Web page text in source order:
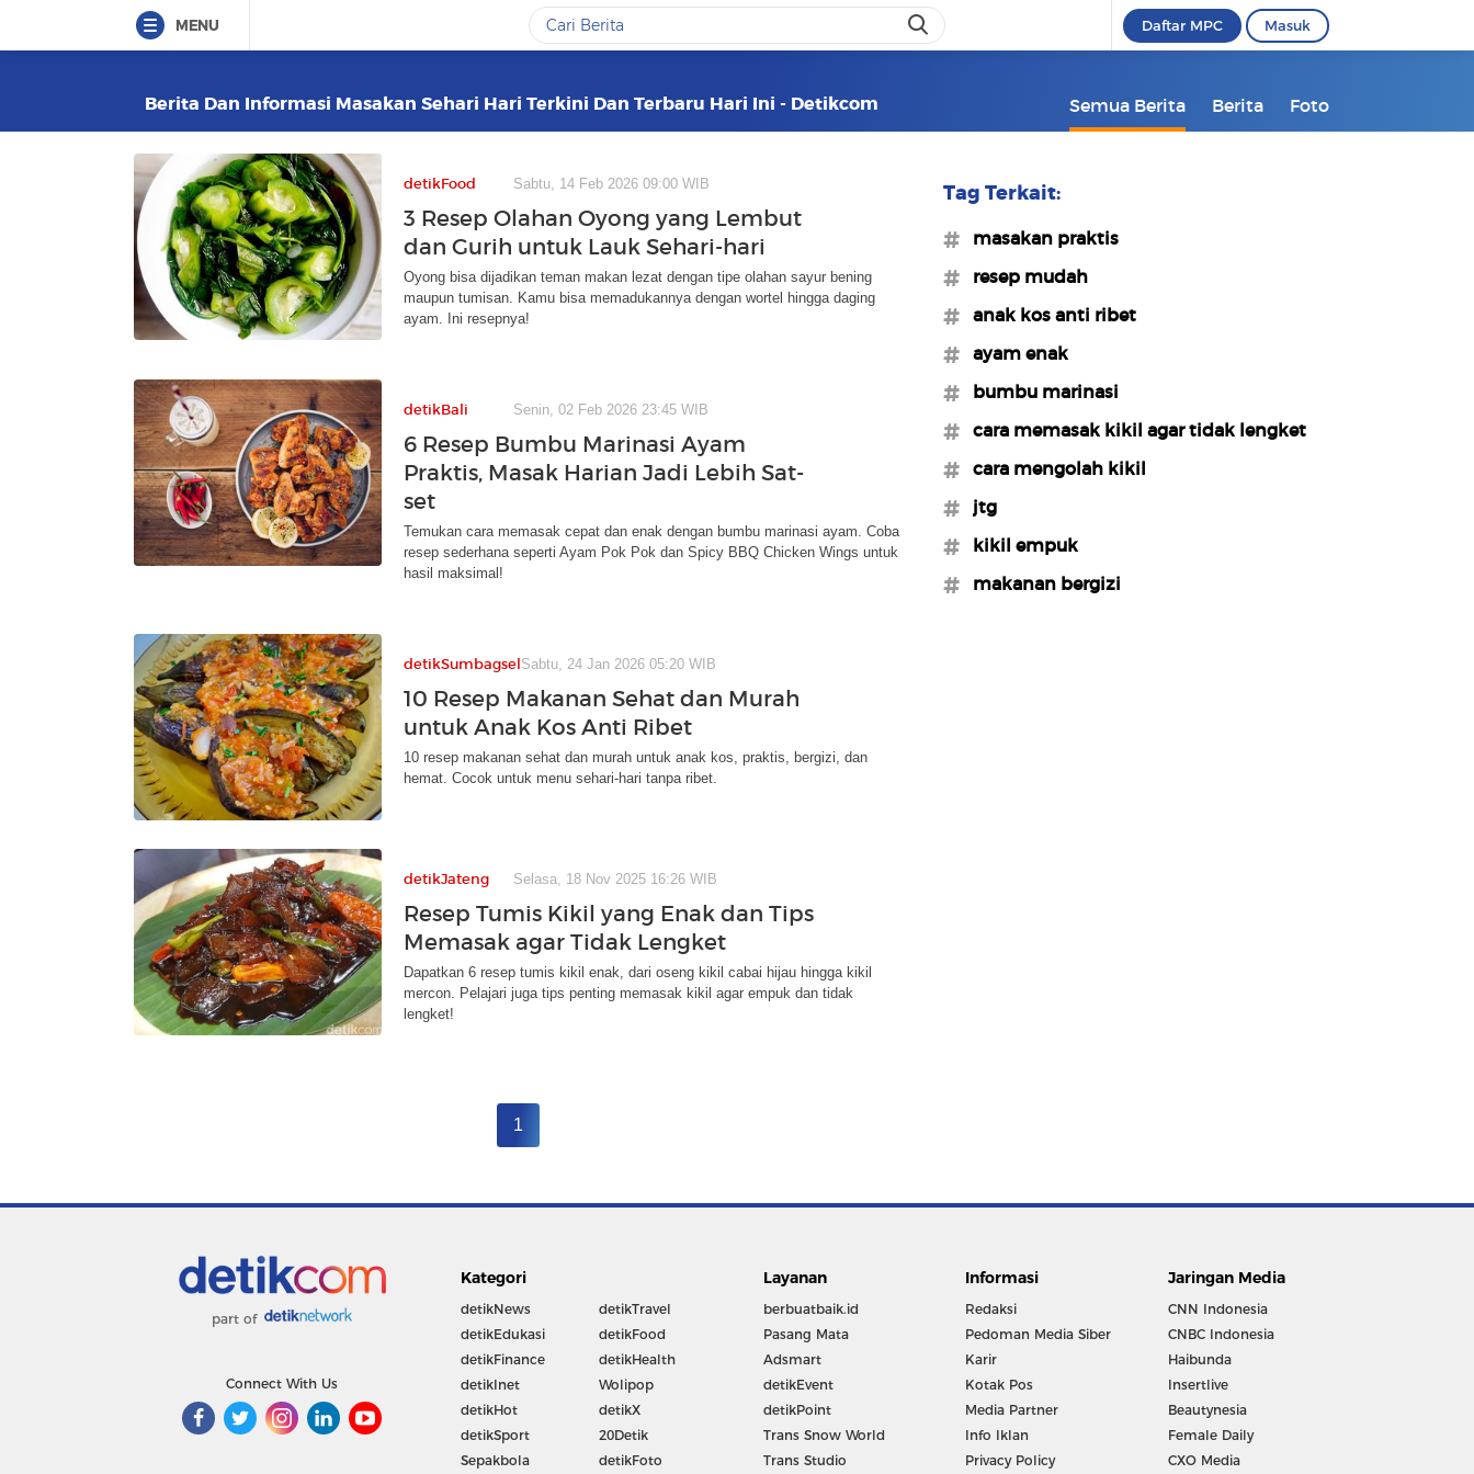
MENU Daftar MPC Masuk
Berita Dan Informasi Masakan Sehari Hari Terkini Dan Terbaru Hari Ini - Detikcom Semua Berita Berita Foto
detikFood Sabtu, 14 Feb 2026 09:00 WIB
3 Resep Olahan Oyong yang Lembut
dan Gurih untuk Lauk Sehari-hari
Oyong bisa dijadikan teman makan lezat dengan tipe olahan sayur bening
maupun tumisan. Kamu bisa memadukannya dengan wortel hingga daging
ayam. Ini resepnya!
detikBali Senin, 02 Feb 2026 23:45 WIB
6 Resep Bumbu Marinasi Ayam
Praktis, Masak Harian Jadi Lebih Sat-
set
Temukan cara memasak cepat dan enak dengan bumbu marinasi ayam. Coba
resep sederhana seperti Ayam Pok Pok dan Spicy BBQ Chicken Wings untuk
hasil maksimal!
detikSumbagselSabtu, 24 Jan 2026 05:20 WIB
10 Resep Makanan Sehat dan Murah
untuk Anak Kos Anti Ribet
10 resep makanan sehat dan murah untuk anak kos, praktis, bergizi, dan
hemat. Cocok untuk menu sehari-hari tanpa ribet.
detikJateng Selasa, 18 Nov 2025 16:26 WIB
Resep Tumis Kikil yang Enak dan Tips
Memasak agar Tidak Lengket
Dapatkan 6 resep tumis kikil enak, dari oseng kikil cabai hijau hingga kikil
mercon. Pelajari juga tips penting memasak kikil agar empuk dan tidak
lengket!
1
Tag Terkait:
#masakan praktis
#resep mudah
#anak kos anti ribet
#ayam enak
#bumbu marinasi
#cara memasak kikil agar tidak lengket
#cara mengolah kikil
#jtg
#kikil empuk
#makanan bergizi
part of
Connect With Us
Kategori
detikNews
detikEdukasi
detikFinance
detikInet
detikHot
detikSport
Sepakbola
detikTravel
detikFood
detikHealth
Wolipop
detikX
20Detik
detikFoto
Layanan
berbuatbaik.id
Pasang Mata
Adsmart
detikEvent
detikPoint
Trans Snow World
Trans Studio
Informasi
Redaksi
Pedoman Media Siber
Karir
Kotak Pos
Media Partner
Info Iklan
Privacy Policy
Jaringan Media
CNN Indonesia
CNBC Indonesia
Haibunda
Insertlive
Beautynesia
Female Daily
CXO Media